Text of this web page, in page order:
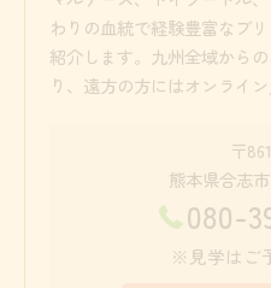
わりの血統で経験豊富なブ
紹介します。九州全域から
り、遠方の方にはオンライ
〒
熊本県合志
080-
※見学はご